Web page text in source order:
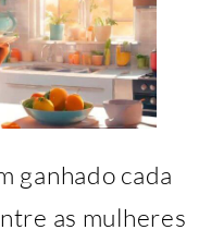
ganhado cada
as mulheres